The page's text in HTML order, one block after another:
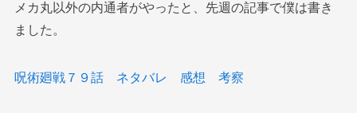
メカ丸以外の内通者がやったと、先週の記事で僕は書き
ました。
呪術廻戦７９話 ネタバレ 感想 考察